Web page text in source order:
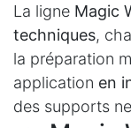
La ligne Magic
techniques,
la préparation
application en
des supports